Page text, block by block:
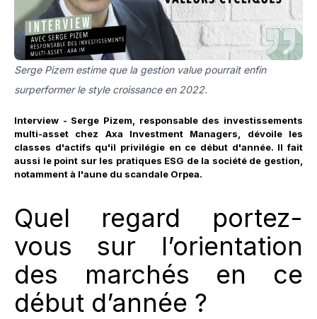
Serge Pizem estime que la gestion value pourrait enfin
surperformer le style croissance en 2022.
Interview - Serge Pizem, responsable des investissements
multi-asset chez Axa Investment Managers, dévoile les
classes d'actifs qu'il privilégie en ce début d'année. Il fait
aussi le point sur les pratiques ESG de la société de gestion,
notamment à l'aune du scandale Orpea.
Quel regard portez-
vous sur l’orientation
des marchés en ce
début d’année ?